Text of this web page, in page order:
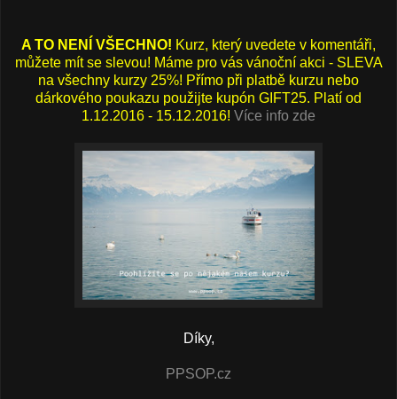
A TO NENÍ VŠECHNO! Kurz, který uvedete v komentáři,
můžete mít se slevou! Máme pro vás vánoční akci - SLEVA
na všechny kurzy 25%! Přímo při platbě kurzu nebo
dárkového poukazu použijte kupón GIFT25. Platí od
1.12.2016 - 15.12.2016! Více info zde
Díky,
PPSOP.cz